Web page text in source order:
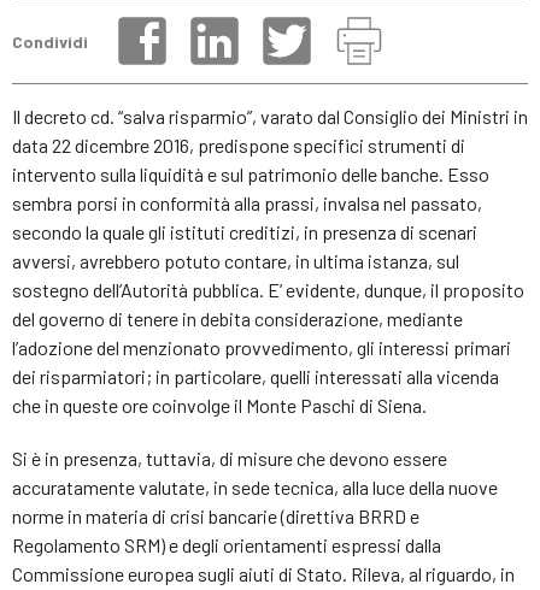
Condividi
Il decreto cd. “salva risparmio”, varato dal Consiglio dei Ministri in
data 22 dicembre 2016, predispone specifici strumenti di
intervento sulla liquidità e sul patrimonio delle banche. Esso
sembra porsi in conformità alla prassi, invalsa nel passato,
secondo la quale gli istituti creditizi, in presenza di scenari
avversi, avrebbero potuto contare, in ultima istanza, sul
sostegno dell’Autorità pubblica. E’ evidente, dunque, il proposito
del governo di tenere in debita considerazione, mediante
l’adozione del menzionato provvedimento, gli interessi primari
dei risparmiatori; in particolare, quelli interessati alla vicenda
che in queste ore coinvolge il Monte Paschi di Siena.
Si è in presenza, tuttavia, di misure che devono essere
accuratamente valutate, in sede tecnica, alla luce della nuove
norme in materia di crisi bancarie (direttiva BRRD e
Regolamento SRM) e degli orientamenti espressi dalla
Commissione europea sugli aiuti di Stato. Rileva, al riguardo, in